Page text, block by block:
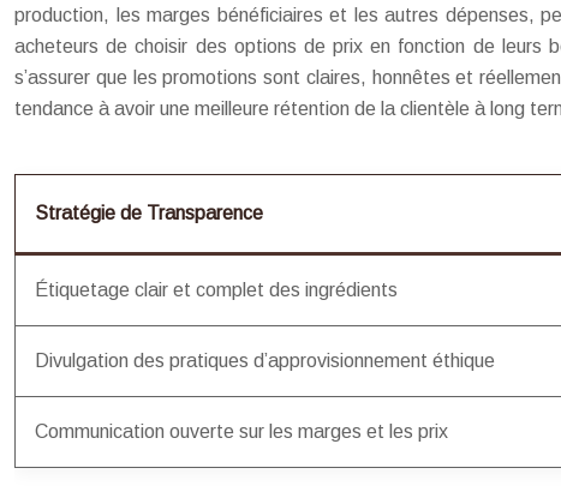
production, les marges bénéficiaires et les autres dépenses,
acheteurs de choisir des options de prix en fonction de leurs
s’assurer que les promotions sont claires, honnêtes et
tendance à avoir une meilleure rétention de la clientèle à long
Stratégie de Transparence
Étiquetage clair et complet des ingrédients
Divulgation des pratiques d’approvisionnement éthique
Communication ouverte sur les marges et les prix